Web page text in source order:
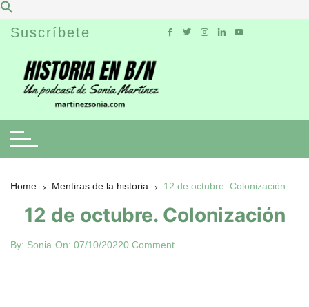
Skip
content
Suscríbete
Home Mentiras de la historia 12 de octubre. Colonización
12 de octubre. Colonización
By: Sonia On: 07/10/20220 Comment